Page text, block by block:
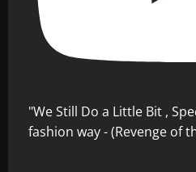
"We Still Do a Little Bit ,
fashion way - (Revenge of